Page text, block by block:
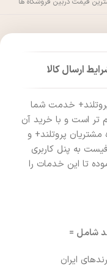
ارسال کالا
خدمت شما
تر است و با خرید آن
مشتریان پروتلند+ و
به پنل کاربری
تا این خدمات را
شامل =
ایران